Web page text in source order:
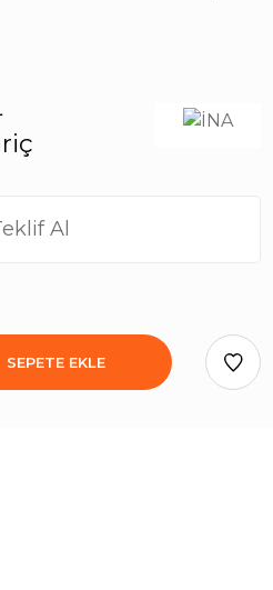
Al
SEPETE EKLE